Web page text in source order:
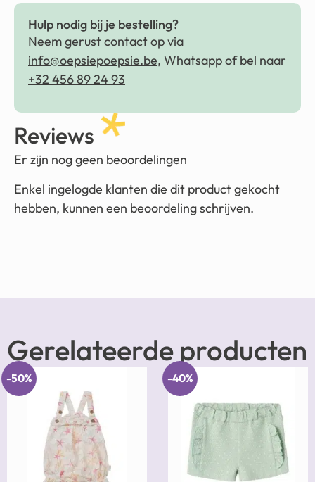
Hulp nodig bij je bestelling?
Neem gerust contact op via
info@oepsiepoepsie.be, Whatsapp of bel naar
+32 456 89 24 93
Reviews
Er zijn nog geen beoordelingen
Enkel ingelogde klanten die dit product gekocht
hebben, kunnen een beoordeling schrijven.
Gerelateerde producten
-50% -40%